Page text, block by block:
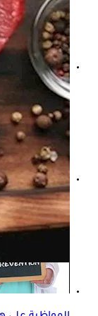
لا تأكل
7 أنواع خضراوات غنية بالبروتين.. كيف أرفع نسبته في الجسم؟